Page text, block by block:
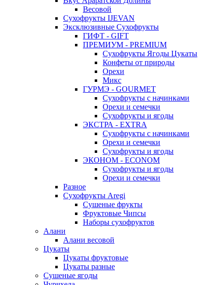
Весовой
Сухофрукты IJEVAN
Эксклюзивные Сухофрукты
ГИФТ - GIFT
ПРЕМИУМ - PREMIUM
Сухофрукты Ягоды Цукаты
Конфеты от природы
Орехи
Микс
ГУРМЭ - GOURMET
Сухофрукты с начинками
Орехи и семечки
Сухофрукты и ягоды
ЭКСТРА - EXTRA
Сухофрукты с начинками
Орехи и семечки
Сухофрукты и ягоды
ЭКОНОМ - ECONOM
Сухофрукты и ягоды
Орехи и семечки
Разное
Сухофрукты Aregi
Сушеные фрукты
Фруктовые Чипсы
Наборы сухофруктов
Алани
Алани весовой
Цукаты
Цукаты фруктовые
Цукаты разные
Сушеные ягоды